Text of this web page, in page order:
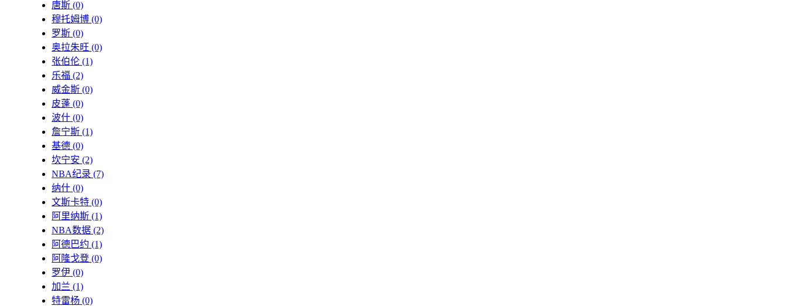
唐斯 (0)
穆托姆博 (0)
罗斯 (0)
奥拉朱旺 (0)
张伯伦 (1)
乐福 (2)
威金斯 (0)
皮蓬 (0)
波什 (0)
詹宁斯 (1)
基德 (0)
坎宁安 (2)
NBA纪录 (7)
纳什 (0)
文斯卡特 (0)
阿里纳斯 (1)
NBA数据 (2)
阿德巴约 (1)
阿隆戈登 (0)
罗伊 (0)
加兰 (1)
特雷杨 (0)